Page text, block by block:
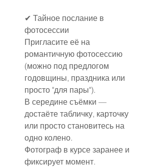
✔ Тайное послание в
фотосессии
Пригласите её на
романтичную фотосессию
(можно под предлогом
годовщины, праздника или
просто "для пары").
В середине съёмки —
достаёте табличку, карточку
или просто становитесь на
одно колено.
Фотограф в курсе заранее и
фиксирует момент.